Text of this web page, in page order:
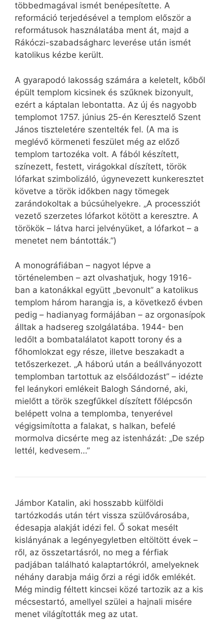
többedmagával ismét benépesítette. A
reformáció terjedésével a templom először a
reformátusok használatába ment át, majd a
Rákóczi-szabadságharc leverése után ismét
katolikus kézbe került.
A gyarapodó lakosság számára a keletelt, kőből
épült templom kicsinek és szűknek bizonyult,
ezért a káptalan lebontatta. Az új és nagyobb
templomot 1757. június 25-én Keresztelő Szent
János tiszteletére szentelték fel. (A ma is
meglévő körmeneti feszület még az előző
templom tartozéka volt. A fából készített,
színezett, festett, virágokkal díszített, török
lófarkat szimbolizáló, úgynevezett kunkeresztet
követve a török időkben nagy tömegek
zarándokoltak a búcsúhelyekre. „A processziót
vezető szerzetes lófarkot kötött a keresztre. A
törökök – látva harci jelvényüket, a lófarkot – a
menetet nem bántották.”)
A monográfiában – nagyot lépve a
történelemben – azt olvashatjuk, hogy 1916-
ban a katonákkal együtt „bevonult” a katolikus
templom három harangja is, a következő évben
pedig – hadianyag formájában – az orgonasípok
álltak a hadsereg szolgálatába. 1944- ben
ledőlt a bombatalálatot kapott torony és a
főhomlokzat egy része, illetve beszakadt a
tetőszerkezet. „A háború után a beállványozott
templomban tartottuk az elsőáldozást” – idézte
fel leánykori emlékeit Balogh Sándorné, aki,
mielőtt a török szegfűkkel díszített főlépcsőn
belépett volna a templomba, tenyerével
végigsimította a falakat, s halkan, befelé
mormolva dicsérte meg az istenházát: „De szép
lettél, kedvesem…”
Jámbor Katalin, aki hosszabb külföldi
tartózkodás után tért vissza szülővárosába,
édesapja alakját idézi fel. Ő sokat mesélt
kislányának a legényegyletben eltöltött évek –
ről, az összetartásról, no meg a férfiak
padjában található kalaptartókról, amelyeknek
néhány darabja máig őrzi a régi idők emlékét.
Még mindig féltett kincsei közé tartozik az a kis
mécsestartó, amellyel szülei a hajnali misére
menet világították meg az utat.